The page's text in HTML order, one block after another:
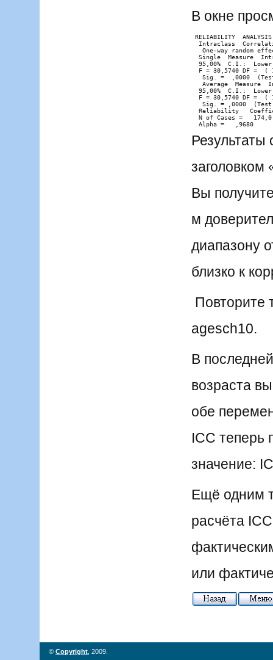
В окне
RELIABILITY
Intraclass
One-way random
Single  Measure
95,00%  C.I.:
F = 30,5740 DF =  (
Sig. =  ,0000
Average  Measure
95,00%  C.I.:
F = 30,5740 DF =  (
Sig. = ,0000
Reliability
N of Cases =
  Alpha =   ,9680
Вы
м
диапазону
близко к
Повторите
agesch10.
В
возраста
обе
ICC теперь
значение:
Ещё одним
расчёта
или
© Copyright , 2009.